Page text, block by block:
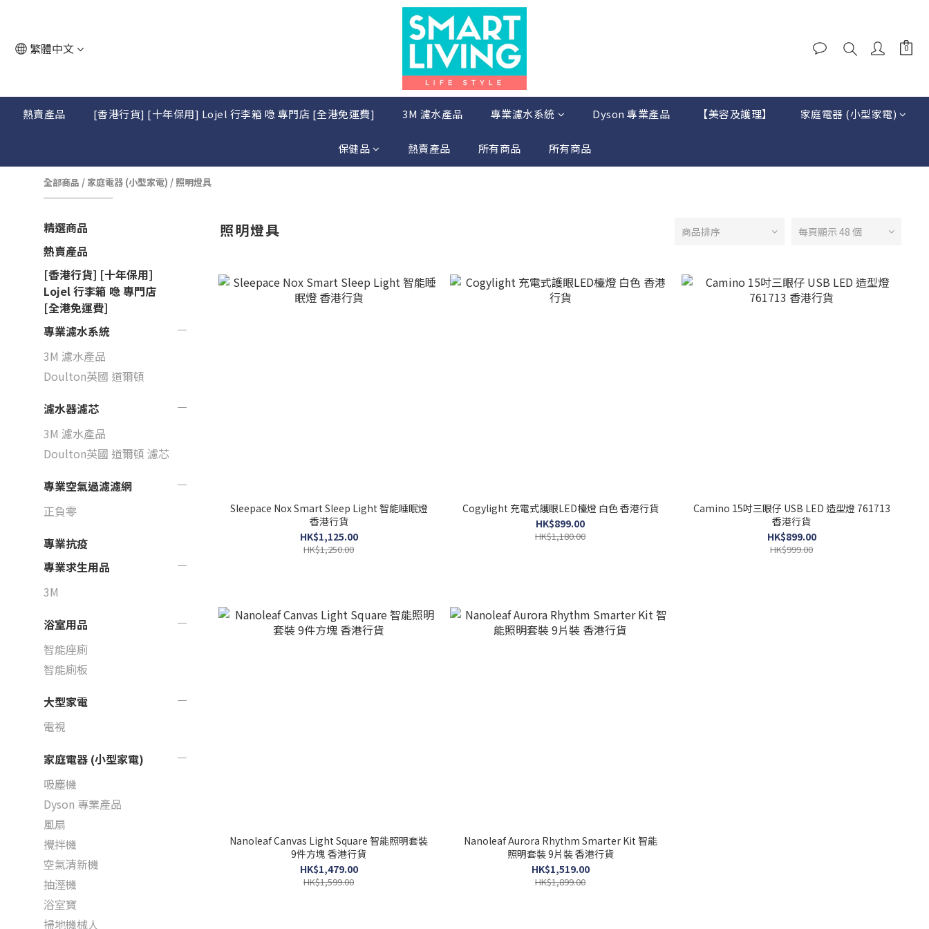
繁體中文
熱賣產品 [香港行貨] [十年保用] Lojel 行李箱 喼 專門店 [全港免運費] 3M 濾水產品 專業濾水系統 Dyson 專業產品 【美容及護理】 家庭電器 (小型家電)
保健品 熱賣產品 所有商品 所有商品
全部商品 / 家庭電器 (小型家電) / 照明燈具
精選商品
熱賣產品
[香港行貨] [十年保用]
Lojel 行李箱 喼 專門店
[全港免運費]
專業濾水系統
3M 濾水產品
Doulton英國 道爾頓
濾水器濾芯
3M 濾水產品
Doulton英國 道爾頓 濾芯
專業空氣過濾濾網
正負零
專業抗疫
專業求生用品
3M
浴室用品
智能座廁
智能廁板
大型家電
電視
家庭電器 (小型家電)
吸塵機
Dyson 專業產品
風扇
攪拌機
空氣清新機
抽溼機
浴室寶
掃地機械人
照明燈具 商品排序 每頁顯示 48 個
Sleepace Nox Smart Sleep Light 智能睡眠燈
香港行貨
HK$1,125.00
HK$1,250.00
Cogylight 充電式護眼LED檯燈 白色 香港行貨
HK$899.00
HK$1,180.00
Camino 15吋三眼仔 USB LED 造型燈 761713
香港行貨
HK$899.00
HK$999.00
Nanoleaf Canvas Light Square 智能照明套裝
9件方塊 香港行貨
HK$1,479.00
HK$1,599.00
Nanoleaf Aurora Rhythm Smarter Kit 智能
照明套裝 9片裝 香港行貨
HK$1,519.00
HK$1,899.00